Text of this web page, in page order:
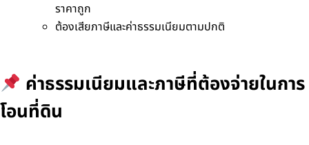
ราคาถูก
ต้องเสียภาษีและค่าธรรมเนียมตามปกติ
ค่าธรรมเนียมและภาษีที่ต้องจ่ายในการ
โอนที่ดิน